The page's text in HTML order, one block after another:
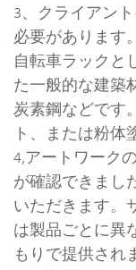
3、クライアン
必要があります
自転車ラックと
た一般的な建築
炭素鋼などです
ト、または粉体
4,アートワーク
が確認できまし
いただきます。
は製品ごとに異
もりで提供され